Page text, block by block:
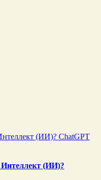
(ИИ)? ChatGPT
(ИИ)?